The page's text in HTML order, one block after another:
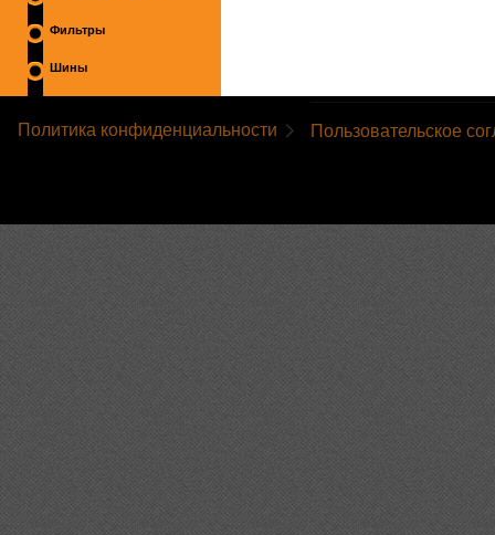
Фильтры
Шины
Политика конфиденциальности Пользовательское